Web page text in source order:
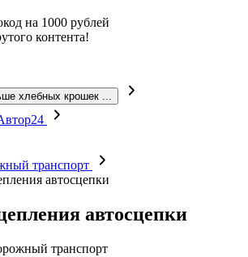
на 1000 рублей
контента!
хлебных крошек ...
транспорт
автосцепки
автосцепки
транспорт